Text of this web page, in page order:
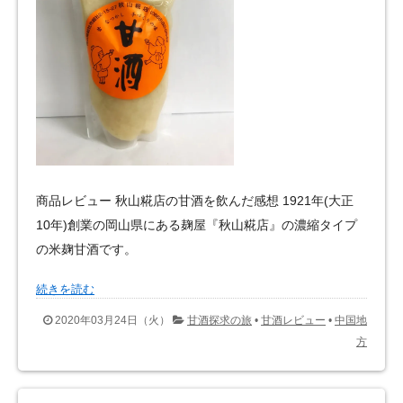
商品レビュー 秋山糀店の甘酒を飲んだ感想 1921年(大正
10年)創業の岡山県にある麹屋『秋山糀店』の濃縮タイプ
の米麹甘酒です。
続きを読む
2020年03月24日（火） 甘酒探求の旅 • 甘酒レビュー • 中国地
方